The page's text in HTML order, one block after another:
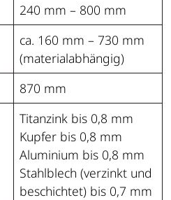
240 mm – 800 mm
ca. 160 mm – 730 mm
(materialabhängig)
870 mm
Titanzink bis 0,8 mm
Kupfer bis 0,8 mm
Aluminium bis 0,8 mm
Stahlblech (verzinkt und
beschichtet) bis 0,7 mm